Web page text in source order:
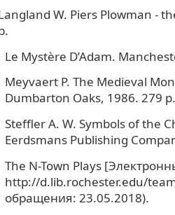
W. Piers Plowman -
Le Mystère D’Adam.
Meyvaert P. The Medieval
Dumbarton Oaks, 1986. 279 p.
Steffler A. W. Symbols of the
Eerdsmans Publishing
The N-Town Plays
http://d.lib.rochester.edu/
обращения: 23.05.2018).